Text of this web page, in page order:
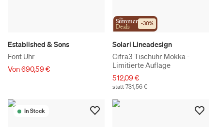
Established & Sons
Font Uhr
Von 690,59 €
the
Summer
Deals -30%
Solari Lineadesign
Cifra3 Tischuhr Mokka -
Limitierte Auflage
512,09 €
statt 731,56 €
In Stock